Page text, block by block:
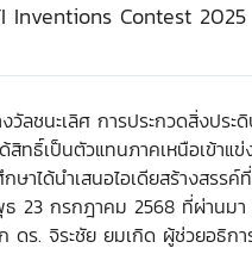
Inventions Contest 2025
นะเลิศ การประกวดสิ่งประดิ
ทธิ์เป็นตัวแทนภาคเหนือเข้าแ
าได้นำเสนอไอเดียสร้างสรร
23 กรกฎาคม 2568 ที่ผ่านม
ร. จิระชัย ยมเกิด ผู้ช่วยอธิก